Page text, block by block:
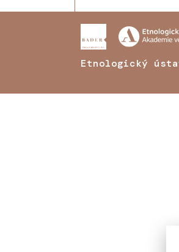
Etnologický